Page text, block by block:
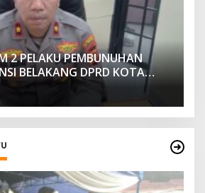
2 PELAKU PEMBUNUHAN
BELAKANG DPRD KOTA
DIRINGKUS ANGGOTA